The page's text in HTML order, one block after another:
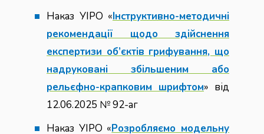
Наказ УІРО «Інструктивно-методичні
рекомендації щодо здійснення
експертизи об’єктів грифування, що
надруковані збільшеним або
рельєфно-крапковим шрифтом» від
12.06.2025 № 92-аг
Наказ УІРО «Розробляємо модельну